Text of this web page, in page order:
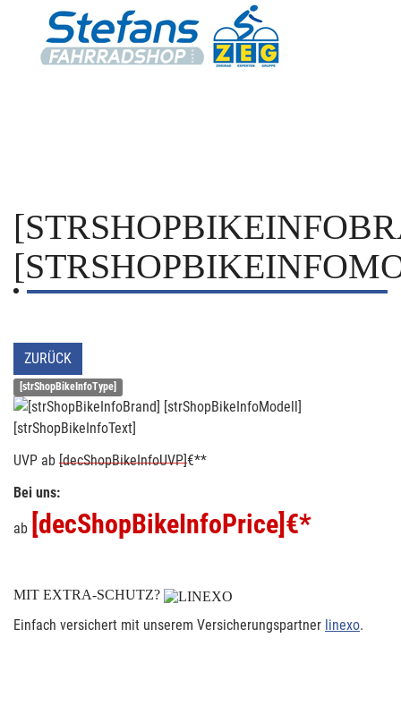
ZURÜCK
[strShopBikeInfoType]
[strShopBikeInfoText]
UVP ab [decShopBikeInfoUVP]€**
Bei uns:
ab [decShopBikeInfoPrice] €*
MIT EXTRA-SCHUTZ?
Einfach versichert mit unserem Versicherungspartner linexo.